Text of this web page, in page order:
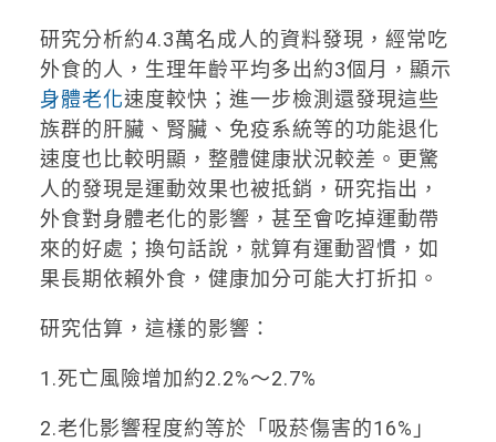
研究分析約4.3萬名成人的資料發現，經常吃
外食的人，生理年齡平均多出約3個月，顯示
身體老化速度較快；進一步檢測還發現這些
族群的肝臟、腎臟、免疫系統等的功能退化
速度也比較明顯，整體健康狀況較差。更驚
人的發現是運動效果也被抵銷，研究指出，
外食對身體老化的影響，甚至會吃掉運動帶
來的好處；換句話說，就算有運動習慣，如
果長期依賴外食，健康加分可能大打折扣。
研究估算，這樣的影響：
1.死亡風險增加約2.2%～2.7%
2.老化影響程度約等於「吸菸傷害的16%」